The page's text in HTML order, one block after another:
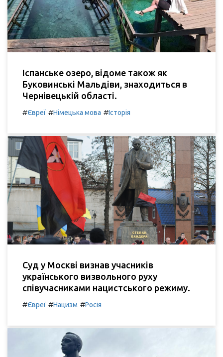
Іспанське озеро, відоме також як
Буковинські Мальдіви, знаходиться в
Чернівецькій області.
#Євреї #Німецька мова #Історія
Суд у Москві визнав учасників
українського визвольного руху
співучасниками нацистського режиму.
#Євреї #Нацизм #Росія